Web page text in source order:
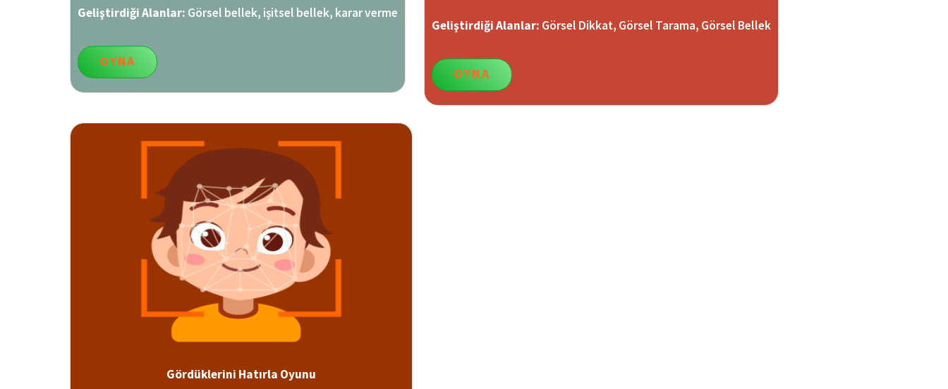
Geliştirdiği Alanlar: Görsel bellek, işitsel bellek, karar verme
OYNA
Geliştirdiği Alanlar: Görsel Dikkat, Görsel Tarama, Görsel Bellek
OYNA
Gördüklerini Hatırla Oyunu